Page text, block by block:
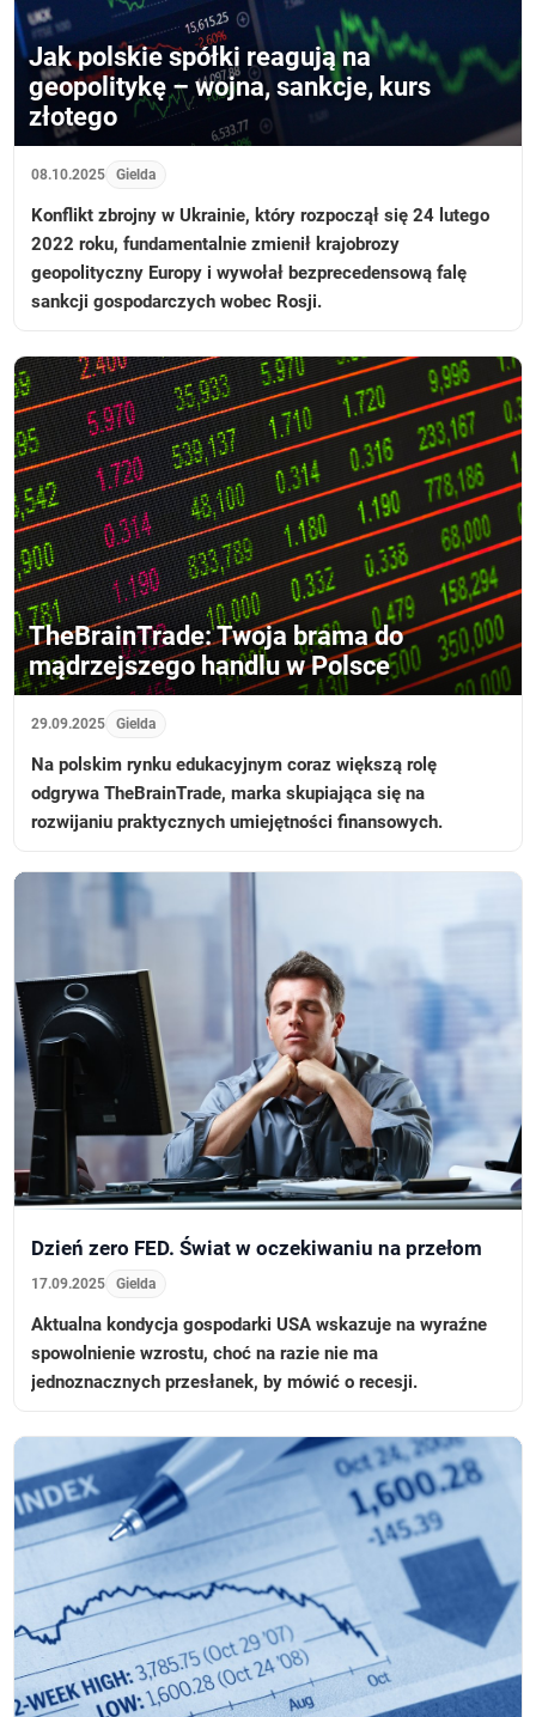
Jak polskie spółki reagują na
geopolitykę – wojna, sankcje, kurs
złotego
08.10.2025 Gielda
Konflikt zbrojny w Ukrainie, który rozpoczął się 24 lutego
2022 roku, fundamentalnie zmienił krajobrozy
geopolityczny Europy i wywołał bezprecedensową falę
sankcji gospodarczych wobec Rosji.
TheBrainTrade: Twoja brama do
mądrzejszego handlu w Polsce
29.09.2025 Gielda
Na polskim rynku edukacyjnym coraz większą rolę
odgrywa TheBrainTrade, marka skupiająca się na
rozwijaniu praktycznych umiejętności finansowych.
Dzień zero FED. Świat w oczekiwaniu na przełom
17.09.2025 Gielda
Aktualna kondycja gospodarki USA wskazuje na wyraźne
spowolnienie wzrostu, choć na razie nie ma
jednoznacznych przesłanek, by mówić o recesji.